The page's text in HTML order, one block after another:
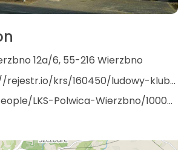
12a/6, 55-216 Wierzbno
https://rejestr.io/krs/160450/ludowy-klub-sportowy-polwica-wierzbno
people/LKS-Polwica-Wierzbno/100076082116639/